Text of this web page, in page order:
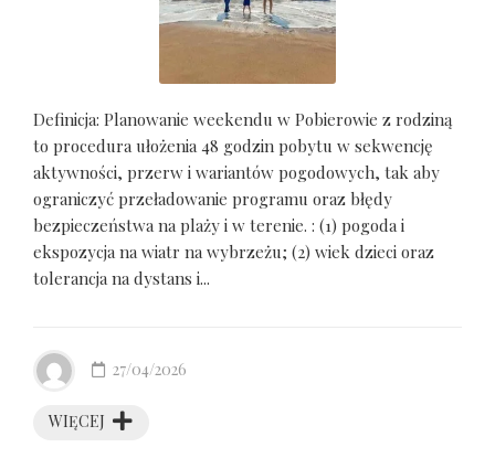
Definicja: Planowanie weekendu w Pobierowie z rodziną
to procedura ułożenia 48 godzin pobytu w sekwencję
aktywności, przerw i wariantów pogodowych, tak aby
ograniczyć przeładowanie programu oraz błędy
bezpieczeństwa na plaży i w terenie. : (1) pogoda i
ekspozycja na wiatr na wybrzeżu; (2) wiek dzieci oraz
tolerancja na dystans i...
WIĘCEJ
27/04/2026